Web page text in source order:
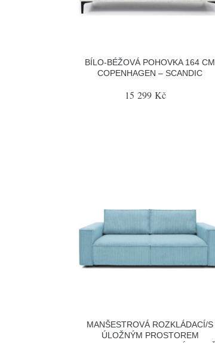
BÍLO-BÉŽOVÁ POHOVKA 164 CM
COPENHAGEN – SCANDIC
15 299 Kč
MANŠESTROVÁ ROZKLÁDACÍ/S
ÚLOŽNÝM PROSTOREM